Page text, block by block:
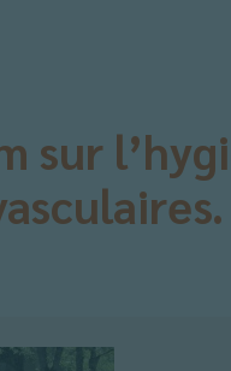
sur